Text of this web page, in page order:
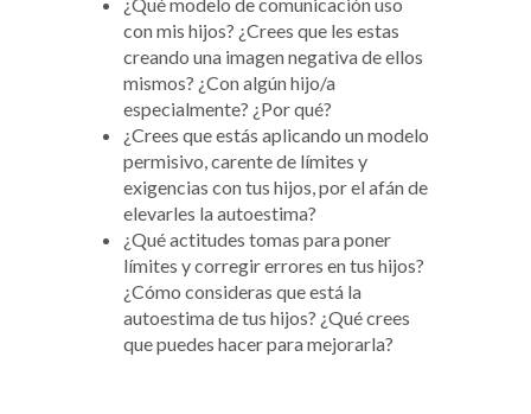
con mis hijos? ¿Crees que les estas
creando una imagen negativa de ellos
mismos? ¿Con algún hijo/a
especialmente? ¿Por qué?
¿Crees que estás aplicando un modelo
permisivo, carente de límites y
exigencias con tus hijos, por el afán de
elevarles la autoestima?
¿Qué actitudes tomas para poner
límites y corregir errores en tus hijos?
¿Cómo consideras que está la
autoestima de tus hijos? ¿Qué crees
que puedes hacer para mejorarla?